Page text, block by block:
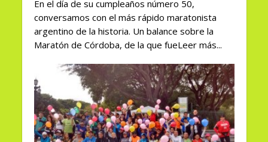
En el día de su cumpleaños número 50,
conversamos con el más rápido maratonista
argentino de la historia. Un balance sobre la
Maratón de Córdoba, de la que fueLeer más...